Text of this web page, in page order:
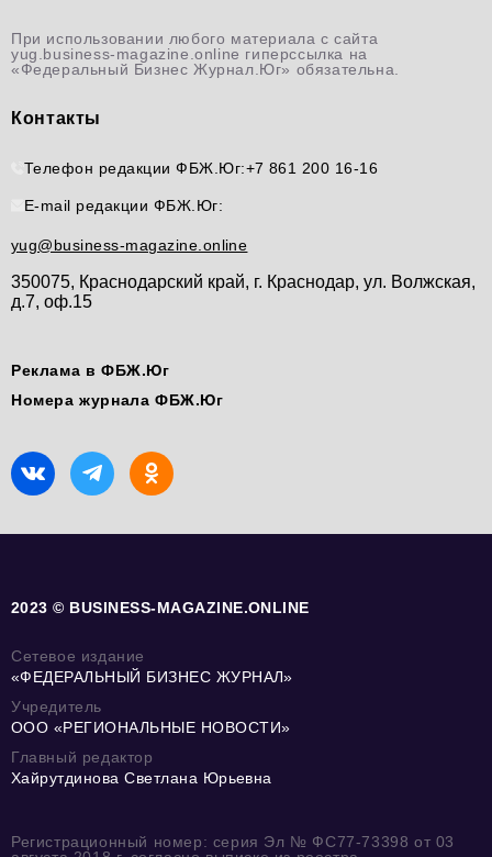
При использовании любого материала с сайта
yug.business-magazine.online гиперссылка на
«Федеральный Бизнес Журнал.Юг» обязательна.
Контакты
Телефон редакции ФБЖ.Юг:+7 861 200 16-16
E-mail редакции ФБЖ.Юг:
yug@business-magazine.online
350075, Краснодарский край, г. Краснодар, ул. Волжская,
д.7, оф.15
Реклама в ФБЖ.Юг
Номера журнала ФБЖ.Юг
2023 © BUSINESS-MAGAZINE.ONLINE
Сетевое издание
«ФЕДЕРАЛЬНЫЙ БИЗНЕС ЖУРНАЛ»
Учредитель
ООО «РЕГИОНАЛЬНЫЕ НОВОСТИ»
Главный редактор
Хайрутдинова Светлана Юрьевна
Регистрационный номер: серия Эл № ФС77-73398 от 03